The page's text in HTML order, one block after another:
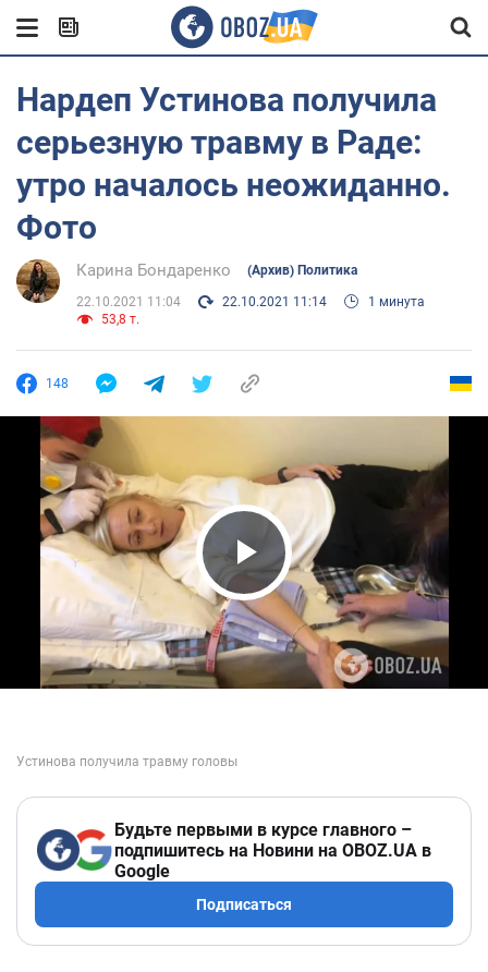
Нардеп Устинова получила
серьезную травму в Раде:
утро началось неожиданно.
Фото
Карина Бондаренко (Архив) Политика
22.10.2021 11:04 22.10.2021 11:14
1 минута
53,8 т.
148
Play Video
Будьте первыми в курсе главного –
подпишитесь на Новини на OBOZ.UA в
Google
Подписаться